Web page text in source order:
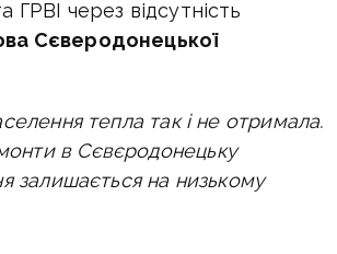
ГРВІ через відсутність
Сєверодонецької
тепла так і не отримала.
в Сєвєродонецьку
залишається на низькому